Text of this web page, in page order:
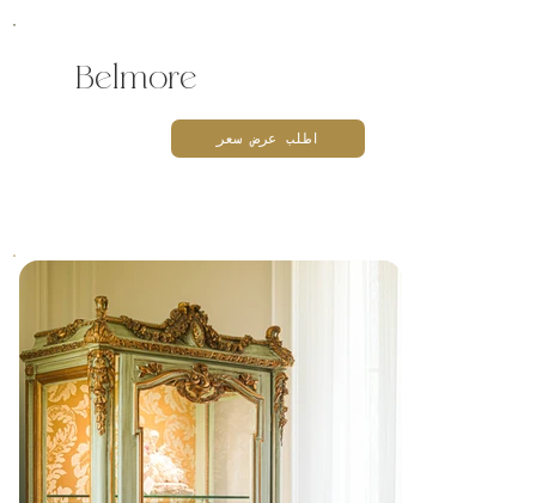
Belmore
اطلب عرض سعر